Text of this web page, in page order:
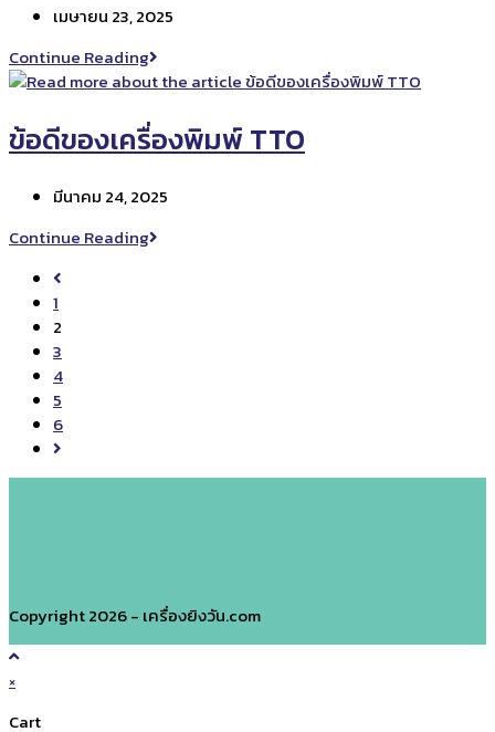
ยัง
ไง
ให้
คุ้ม
Post
เมษายน 23, 2025
Continue Readingปัญหา
ที่
บ่อย
กับ
Printer
และ
วิธี
ข้อดีของเครื่องพิมพ์ TTO
Post
มีนาคม 24, 2025
Continue Readingข้อดี
Go
to
the
previous
page
1
2
3
4
5
6
Go
Copyright 2026 - เครื่องยิงวัน.com
×
Cart